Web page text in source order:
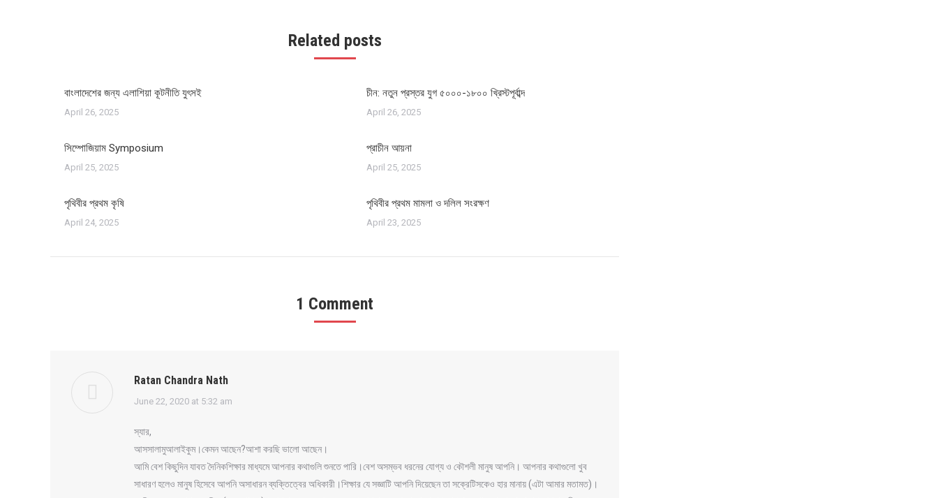
Related posts
বাংলাদেশের জন্য এলাশিয়া কূটনীতি যুৎসই
April 26, 2025
চীন: নতুন প্রস্তর যুগ ৫০০০-১৮০০ খ্রিস্টপূর্বাব্দ
April 26, 2025
সিম্পোজিয়াম Symposium
April 25, 2025
প্রাচীন আয়না
April 25, 2025
পৃথিবীর প্রথম কৃষি
April 24, 2025
পৃথিবীর প্রথম মামলা ও দলিল সংরক্ষণ
April 23, 2025
1 Comment
Ratan Chandra Nath
says:
June 22, 2020 at 5:32 am
স্যার,
আসসালামুআলাইকুম।কেমন আছেন?আশা করছি ভালো আছেন।
আমি বেশ কিছুদিন যাবত দৈনিকশিক্ষার মাধ্যমে আপনার কথাগুলি শুনতে পারি।বেশ অসম্ভব ধরনের যোগ্য ও কৌশলী মানুষ আপনি। আপনার কথাগুলো খুব
সাধারণ হলেও মানুষ হিসেবে আপনি অসাধারন ব্যক্তিত্বের অধিকারী।শিক্ষার যে সজ্ঞাটি আপনি দিয়েছেন তা সক্রেটিসকেও হার মানায় (এটা আমার মতামত)।